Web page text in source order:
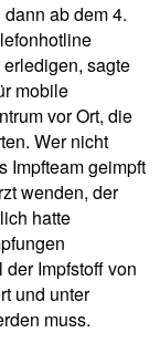
ab dem 4.
sagte
mobile
vor Ort, die
Wer nicht
Impfteam geimpft
wenden, der
hatte
Impfstoff von
und unter
muss.